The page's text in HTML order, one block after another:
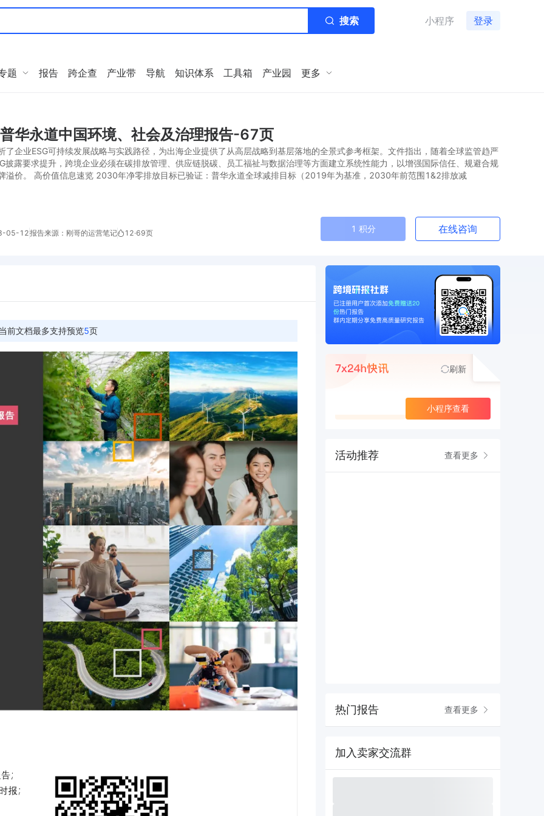
搜索 小程序 登录
题 报告 跨企查 产业带 导航 知识体系 工具箱 产业园 更多
华永道中国环境、社会及治理报告-67页
了企业ESG可持续发展战略与实践路径，为出海企业提供了从高层战略到基层落地的全景式参考框架。文件指出，随着全球监管趋严
披露要求提升，跨境企业必须在碳排放管理、供应链脱碳、员工福祉与数据治理等方面建立系统性能力，以增强国际信任、规避合规
溢价。 高价值信息速览 2030年净零排放目标已验证：普华永道全球减排目标（2019年为基准，2030年前范围1&2排放减
05-12报告来源：刚哥的运营笔记 12·69页 在线咨询
1 积分
前文档最多支持预览5页
刷新
小程序查看
活动推荐 查看更多
热门报告 查看更多
加入卖家交流群